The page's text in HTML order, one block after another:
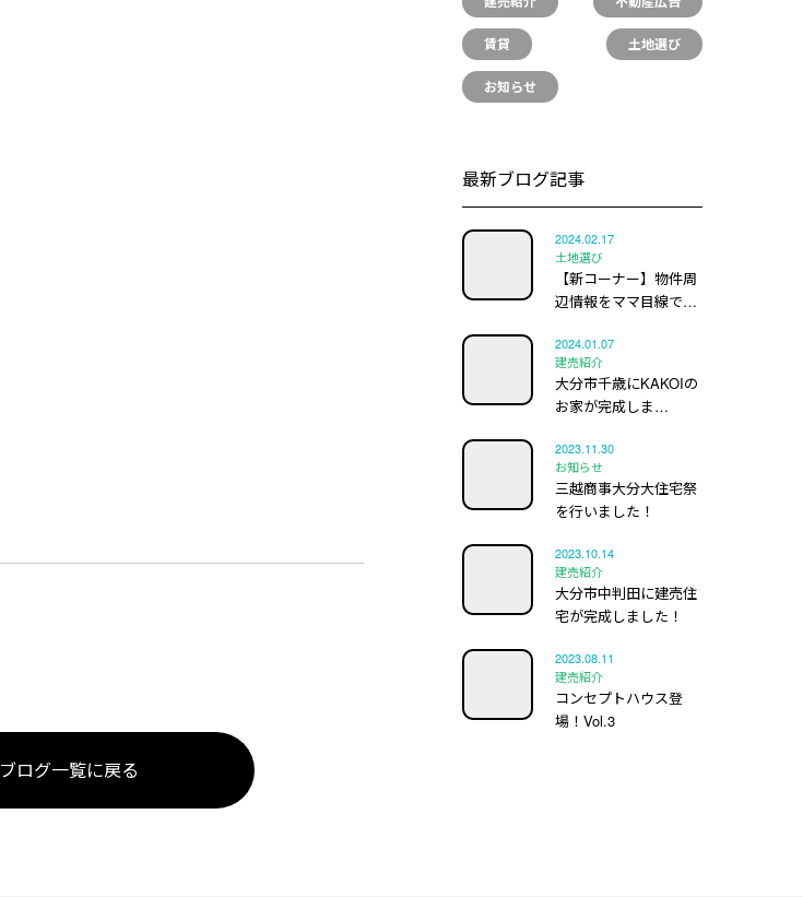
賃貸 土地選び
お知らせ
最新ブログ記事
2024.02.17
土地選び
【新コーナー】物件周
辺情報をママ目線で…
2024.01.07
建売紹介
大分市千歳にKAKOIの
お家が完成しま…
2023.11.30
お知らせ
三越商事大分大住宅祭
を行いました！
2023.10.14
建売紹介
大分市中判田に建売住
宅が完成しました！
2023.08.11
建売紹介
コンセプトハウス登
場！Vol.3
ブログ一覧に戻る